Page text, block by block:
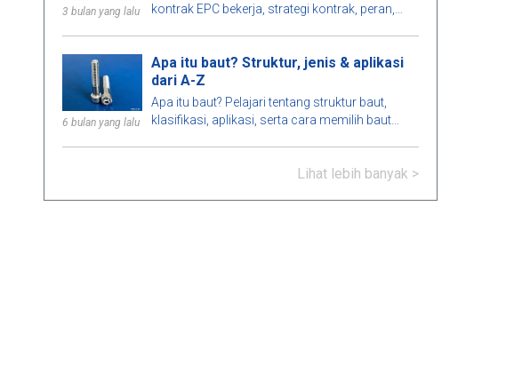
3 bulan yang lalu
kontrak EPC bekerja, strategi kontrak, peran,
6 bulan yang lalu
Apa itu baut? Struktur, jenis & aplikasi
dari A-Z
Apa itu baut? Pelajari tentang struktur baut,
klasifikasi, aplikasi, serta cara memilih baut
Lihat lebih banyak >